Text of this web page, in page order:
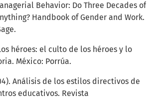
Behavior: Do Three Decades of
Handbook of Gender and Work.
héroes: el culto de los héroes y lo
México: Porrúa.
Análisis de los estilos directivos de
educativos. Revista